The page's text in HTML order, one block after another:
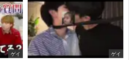
ゲイ ゲイ